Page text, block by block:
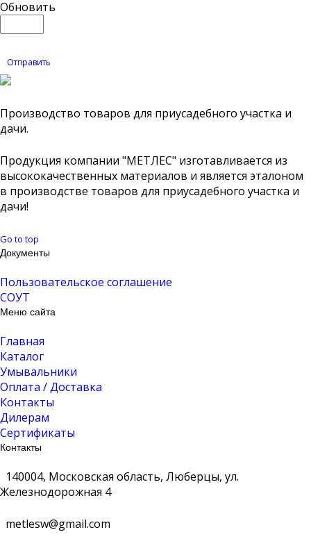
Обновить
Отправить
Производство товаров для приусадебного участка и
дачи.
Продукция компании "МЕТЛЕС" изготавливается из
высококачественных материалов и является эталоном
в производстве товаров для приусадебного участка и
дачи!
Go to top
Документы
Пользовательское соглашение
СОУТ
Меню сайта
Главная
Каталог
Умывальники
Оплата / Доставка
Контакты
Дилерам
Сертификаты
Контакты
140004, Московская область, Люберцы, ул.
Железнодорожная 4
metlesw@gmail.com